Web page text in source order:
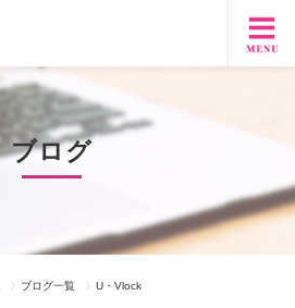
ブログ
ブログ一覧 U・Vlock